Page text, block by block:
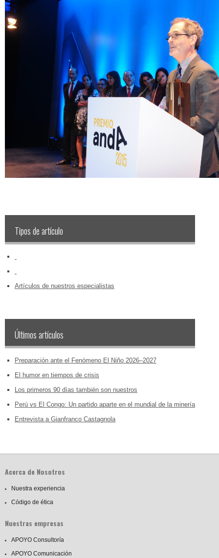
Tipos de artículo
Artículos de nuestros especialistas
Últimos artículos
Preparación ante el Fenómeno El Niño 2026–2027
El humor en tiempos de crisis
Los primeros 90 días también son nuestros
Perú vs El Congo: Un partido aparte en el mundial de la minería
Entrevista a Gianfranco Castagnola
Acerca de Nosotros
Nuestra experiencia
Código de ética
Nuestras empresas
APOYO Consultoría
APOYO Comunicación